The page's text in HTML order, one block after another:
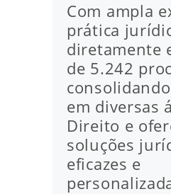
Com ampla
prática
diretamente
de 5.242
em diversas
Direito e
soluções
eficazes e